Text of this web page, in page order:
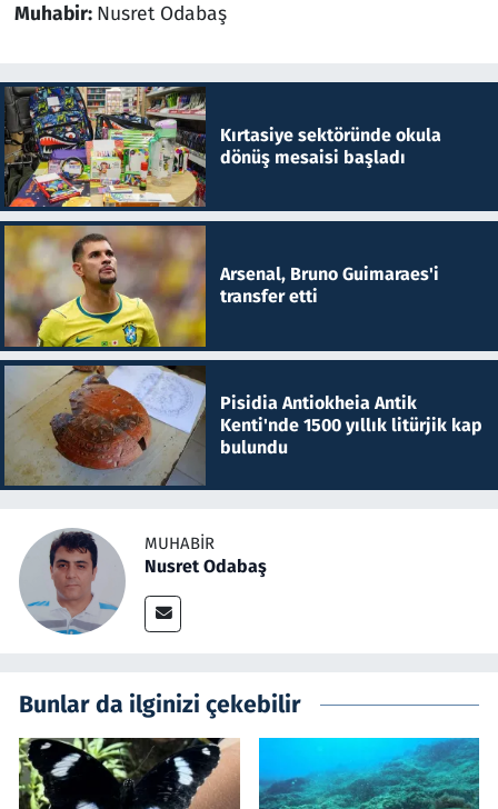
Muhabir: Nusret Odabaş
Kırtasiye sektöründe okula
dönüş mesaisi başladı
Arsenal, Bruno Guimaraes'i
transfer etti
Pisidia Antiokheia Antik
Kenti'nde 1500 yıllık litürjik kap
bulundu
MUHABIR
Nusret Odabaş
Bunlar da ilginizi çekebilir